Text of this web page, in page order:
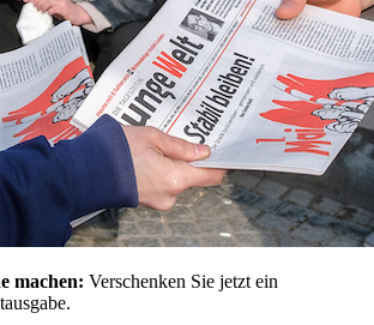
machen: Verschenken Sie jetzt ein